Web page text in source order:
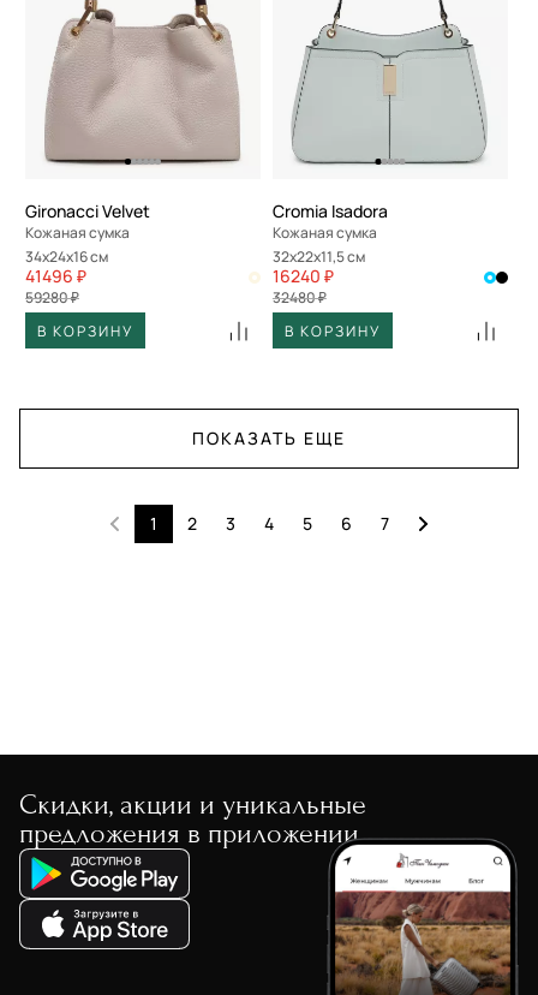
Gironacci Velvet
Кожаная сумка
34x24x16 см
41496 ₽
59280 ₽
В КОРЗИНУ
Cromia Isadora
Кожаная сумка
32x22x11,5 см
16240 ₽
32480 ₽
В КОРЗИНУ
ПОКАЗАТЬ ЕЩЕ
1 2 3 4 5 6 7
Скидки, акции и уникальные
предложения в приложении